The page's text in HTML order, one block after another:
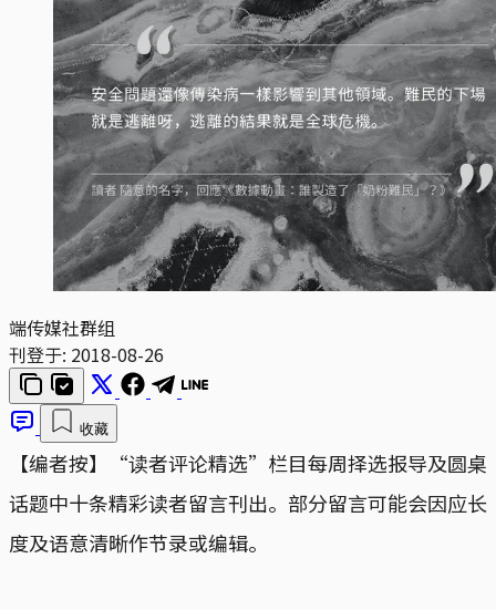
端传媒社群组
刊登于: 2018-08-26
收藏
【编者按】“读者评论精选”栏目每周择选报导及圆桌
话题中十条精彩读者留言刊出。部分留言可能会因应长
度及语意清晰作节录或编辑。